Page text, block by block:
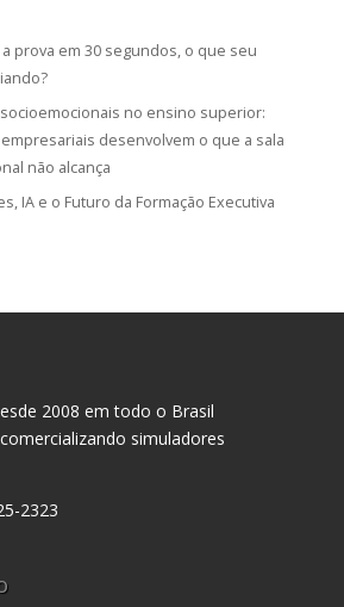
a prova em 30 segundos, o que seu
no ensino superior:
desenvolvem o que a sala
não alcança
IA e o Futuro da Formação Executiva
2008 em todo o Brasil
simuladores
2323